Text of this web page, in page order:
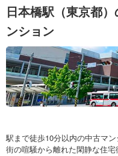
日本橋駅（東京都
ンション
駅まで徒歩10分以内の中古マ
街の喧騒から離れた閑静な住